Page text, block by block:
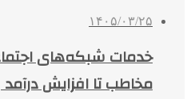
۱۴۰۵/۰۳/۲۵
مخاطب تا افزایش درآمد